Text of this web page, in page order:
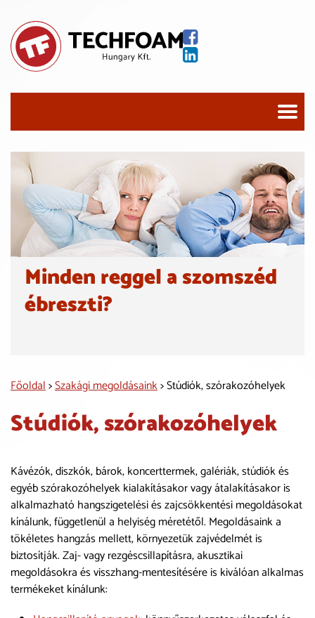
Minden reggel a szomszéd
ébreszti?
Főoldal>Szakági megoldásaink> Stúdiók, szórakozóhelyek
Stúdiók, szórakozóhelyek
Kávézók, diszkók, bárok, koncerttermek, galériák, stúdiók és
egyéb szórakozóhelyek kialakításakor vagy átalakításakor is
alkalmazható hangszigetelési és zajcsökkentési megoldásokat
kínálunk, függetlenül a helyiség méretétől. Megoldásaink a
tökéletes hangzás mellett, környezetük zajvédelmét is
biztosítják. Zaj- vagy rezgéscsillapításra, akusztikai
megoldásokra és visszhang-mentesítésére is kiválóan alkalmas
termékeket kínálunk: